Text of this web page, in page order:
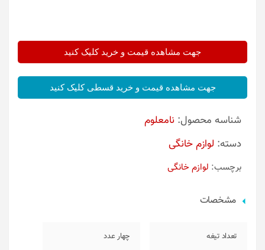
جهت مشاهده قیمت و خرید کلیک کنید
جهت مشاهده قیمت و خرید قسطی کلیک کنید
شناسه محصول: نامعلوم
دسته: لوازم خانگی
برچسب: لوازم خانگی
مشخصات
تعداد تیغه چهار عدد